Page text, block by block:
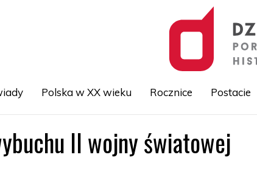
Polska w XX wieku Rocznice Postacie
II wojny światowej